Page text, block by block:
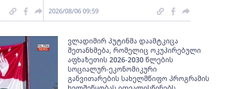
2026/08/06 09:59
ვლადიმირ პუტინმა დაამტკიცა
შეთანხმება, რომელიც ოკუპირებული
აფხაზეთის 2026-2030 წლების
სოციალურ-ეკონომიკური
განვითარების სახელმწიფო პროგრამის